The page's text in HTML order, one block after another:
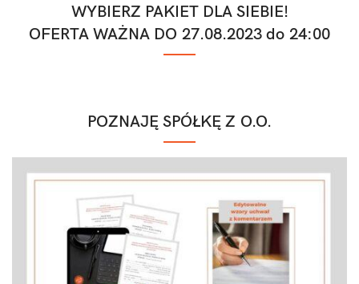
WYBIERZ PAKIET DLA SIEBIE!
OFERTA WAŻNA DO 27.08.2023 do 24:00
POZNAJĘ SPÓŁKĘ Z O.O.